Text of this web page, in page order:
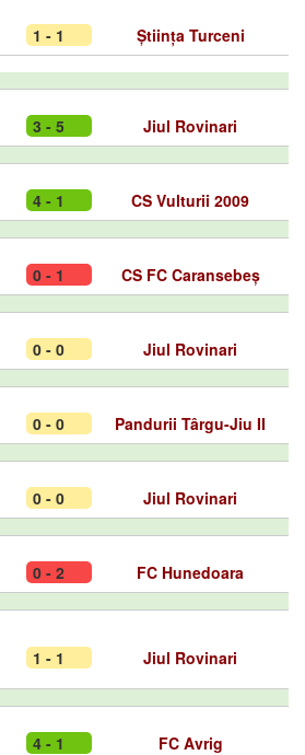
1 - 1 Știința Turceni
3 - 5 Jiul Rovinari
4 - 1 CS Vulturii 2009
0 - 1 CS FC Caransebeș
0 - 0 Jiul Rovinari
0 - 0 Pandurii Târgu-Jiu II
0 - 0 Jiul Rovinari
0 - 2 FC Hunedoara
1 - 1 Jiul Rovinari
4 - 1 FC Avrig